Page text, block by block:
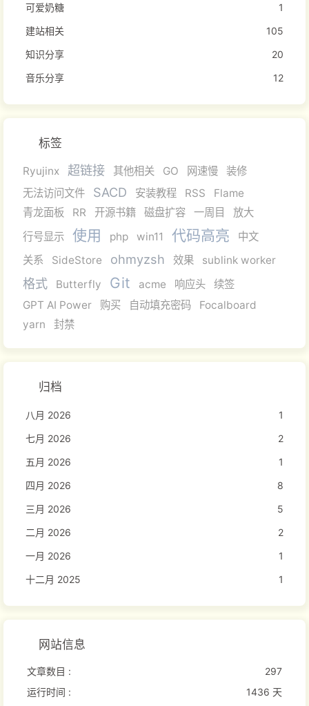
可爱奶糖
1
建站相关
105
知识分享
20
音乐分享
12
标签
Ryujinx 超链接 其他相关 GO 网速慢
装修
无法访问文件
SACD 安装教程 RSS
Flame
青龙面板
RR 开源书籍 磁盘扩容 一周目
放大
行号显示
使用 php win11 代码高亮
中文
关系
SideStore ohmyzsh 效果 sublink worker
格式 Butterfly Git acme 响应头
续签
GPT AI Power
购买 自动填充密码
Focalboard
yarn
封禁
归档
八月 2026
1
七月 2026
2
五月 2026
1
四月 2026
8
三月 2026
5
二月 2026
2
一月 2026
1
十二月 2025
1
网站信息
文章数目 :
297
运行时间 :
1436 天